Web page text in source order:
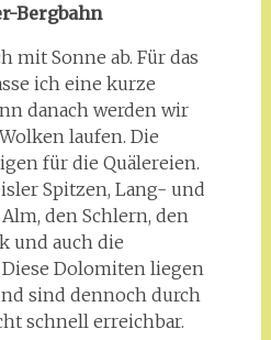
Bergbahn
mit Sonne ab. Für das
ich eine kurze
danach werden wir
laufen. Die
für die Quälereien.
Spitzen, Lang- und
den Schlern, den
und auch die
Dolomiten liegen
sind dennoch durch
schnell erreichbar.